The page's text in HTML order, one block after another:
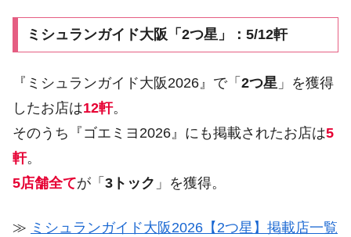
ミシュランガイド大阪「2つ星」：5/12軒
『ミシュランガイド大阪2026』で「 2つ星 」を獲得
したお店は12軒。
そのうち『ゴエミヨ2026』にも掲載されたお店は5
軒。
5店舗全てが「 3トック 」を獲得。
≫ ミシュランガイド大阪2026【2つ星】掲載店一覧